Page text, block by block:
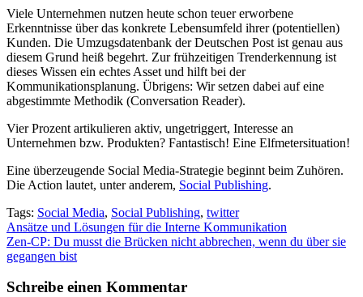
Viele Unternehmen nutzen heute schon teuer erworbene
Erkenntnisse über das konkrete Lebensumfeld ihrer (potentiellen)
Kunden. Die Umzugsdatenbank der Deutschen Post ist genau aus
diesem Grund heiß begehrt. Zur frühzeitigen Trenderkennung ist
dieses Wissen ein echtes Asset und hilft bei der
Kommunikationsplanung. Übrigens: Wir setzen dabei auf eine
abgestimmte Methodik (Conversation Reader).
Vier Prozent artikulieren aktiv, ungetriggert, Interesse an
Unternehmen bzw. Produkten? Fantastisch! Eine Elfmetersituation!
Eine überzeugende Social Media-Strategie beginnt beim Zuhören.
Die Action lautet, unter anderem, Social Publishing.
Tags: Social Media, Social Publishing, twitter
Beitragsnavigation
Ansätze und Lösungen für die Interne Kommunikation
Zen-CP: Du musst die Brücken nicht abbrechen, wenn du über sie
gegangen bist
Schreibe einen Kommentar